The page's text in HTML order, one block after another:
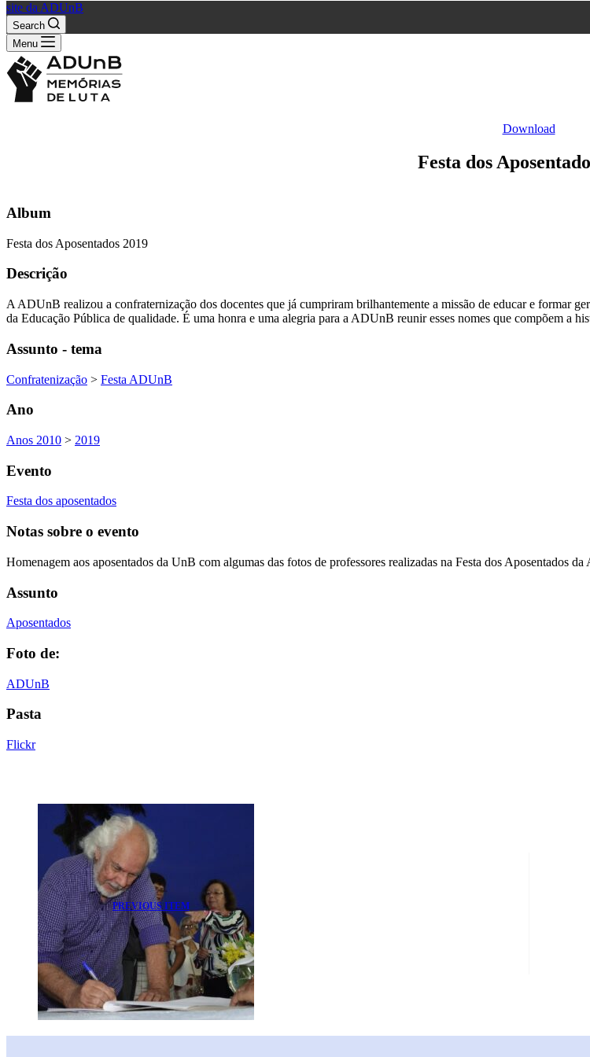
site da ADUnB
Search
Menu
Download
Festa dos
Album
Festa dos Aposentados 2019
Descrição
A ADUnB realizou a confraternização dos docentes que já cumpriram brilhantemente a missão de educar e formar
da Educação Pública de qualidade. É uma honra e uma alegria para a ADUnB reunir esses nomes que compõem a
Assunto - tema
Confratenização > Festa ADUnB
Ano
Anos 2010 > 2019
Evento
Festa dos aposentados
Notas sobre o evento
Homenagem aos aposentados da UnB com algumas das fotos de professores realizadas na Festa dos Aposentados
Assunto
Aposentados
Foto de:
ADUnB
Pasta
Flickr
PREVIOUS ITEM
Festa dos Aposentados 2019